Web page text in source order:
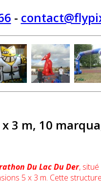
-
3 m, 10
Du Lac Du Der,
5 x 3 m. Cette